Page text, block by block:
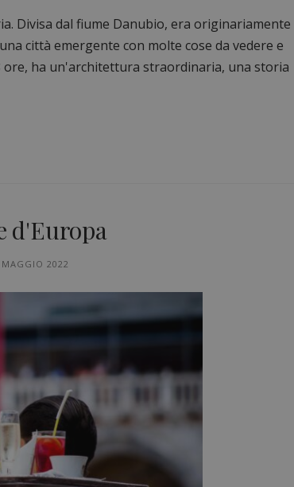
Divisa dal fiume Danubio, era originariamente
città emergente con molte cose da vedere e
ha un'architettura straordinaria, una storia
d'Europa
2022